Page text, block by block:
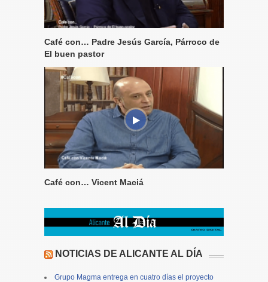
Café con… Padre Jesús García, Párroco de
El buen pastor
Café con… Vicent Maciá
NOTICIAS DE ALICANTE AL DÍA
Grupo Magma entrega en cuatro días el proyecto